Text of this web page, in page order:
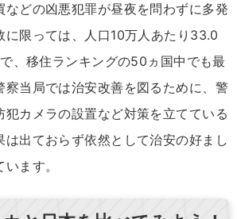
などの凶悪犯罪が昼夜を問わずに多発
に限っては、人口10万人あたり33.0
、移住ランキングの50ヵ国中でも最
察当局では治安改善を図るために、警
犯カメラの設置など対策を立てている
は出ておらず依然として治安の好まし
ます。